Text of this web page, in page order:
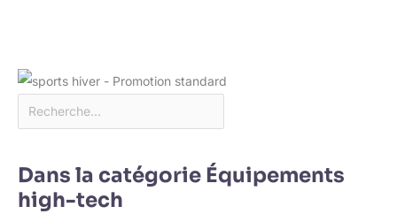
Dans la catégorie Équipements
high-tech